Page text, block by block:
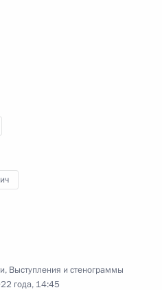
, Выступления и стенограммы
года, 14:45